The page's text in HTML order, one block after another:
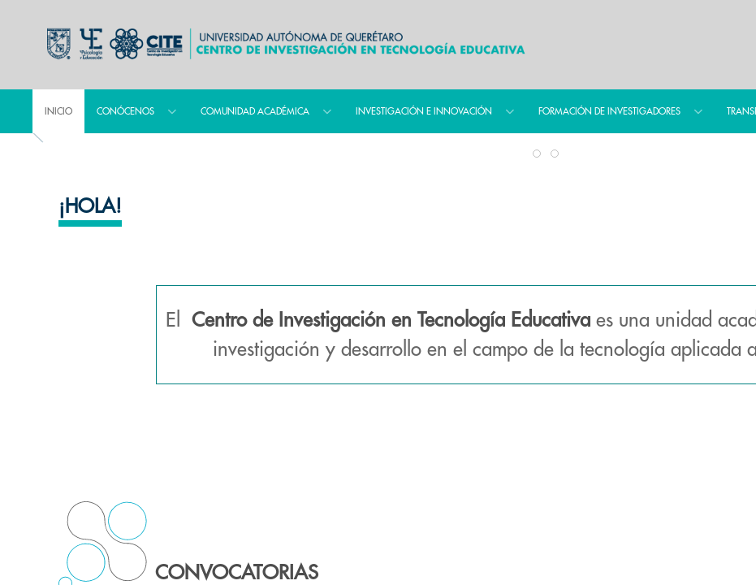
INICIO CONÓCENOS COMUNIDAD ACADÉMICA INVESTIGACIÓN E INNOVACIÓN FORMACIÓN DE INVESTIGADORES
¡HOLA!
El Centro de Investigación en Tecnología Educativa es una unidad
investigación y desarrollo en el campo de la tecnología aplicada
CONVOCATORIAS